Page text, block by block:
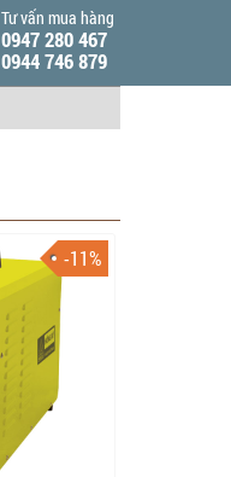
Tư vấn mua hàng
0947 280 467
0944 746 879
-11%